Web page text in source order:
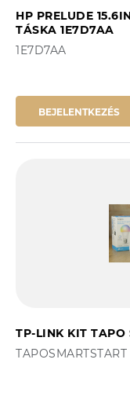
HP PRELUDE
TÁSKA 1E7D7AA
1E7D7AA
BEJELENTKEZÉS
TP-LINK KIT TAPO
TAPOSMARTSTART